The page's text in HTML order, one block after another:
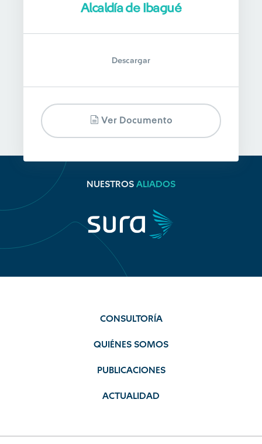
Alcaldía de Ibagué
Descargar
Ver Documento
NUESTROS ALIADOS
CONSULTORÍA
QUIÉNES SOMOS
PUBLICACIONES
ACTUALIDAD